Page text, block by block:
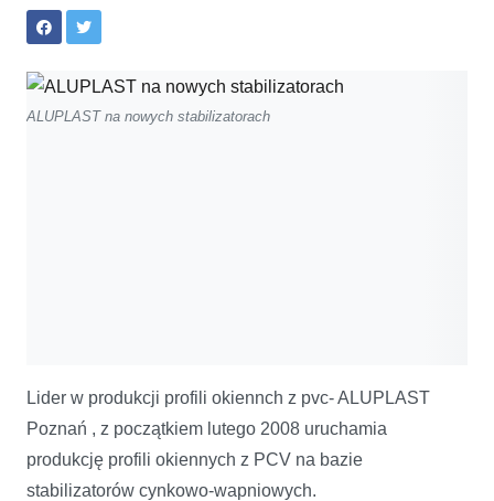
ALUPLAST na nowych stabilizatorach
Lider w produkcji profili okiennch z pvc- ALUPLAST
Poznań , z początkiem lutego 2008 uruchamia
produkcję profili okiennych z PCV na bazie
stabilizatorów cynkowo-wapniowych.